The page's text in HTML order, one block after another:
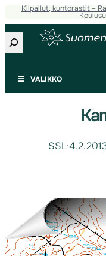
Kilpailut, kuntorastit –
Etsi
VALIKKO
SSL·